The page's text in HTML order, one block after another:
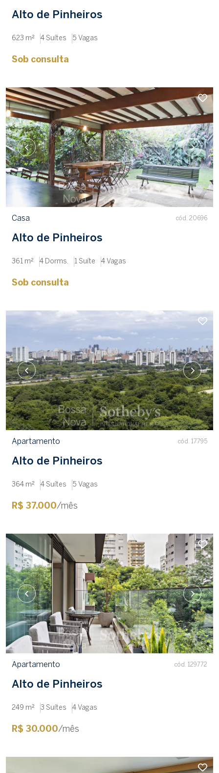
Alto de Pinheiros
623 m² 4 Suítes 5 Vagas
Sob consulta
Casa cód. 20696
Alto de Pinheiros
361 m² 4 Dorms. 1 Suíte 4 Vagas
Sob consulta
Apartamento cód. 17795
Alto de Pinheiros
364 m² 4 Suítes 5 Vagas
R$ 37.000/mês
Apartamento cód. 129772
Alto de Pinheiros
249 m² 3 Suítes 4 Vagas
R$ 30.000/mês